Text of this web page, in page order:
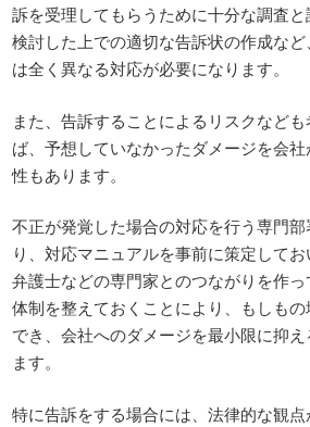
訴を受理してもらうために十分な調査
検討した上での適切な告訴状の作成な
は全く異なる対応が必要になります。
また、告訴することによるリスクなど
ば、予想していなかったダメージを会
性もあります。
不正が発覚した場合の対応を行う専門
り、対応マニュアルを事前に策定して
弁護士などの専門家とのつながりを作
体制を整えておくことにより、もしも
でき、会社へのダメージを最小限に抑
ます。
特に告訴をする場合には、法律的な観